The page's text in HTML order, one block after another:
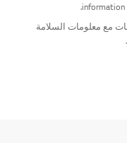
information
مع معلومات السلامة